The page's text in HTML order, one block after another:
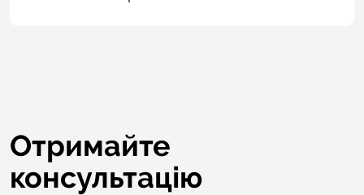
Отримайте
консультацію